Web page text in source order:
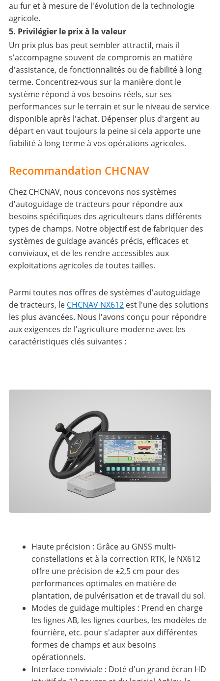
au fur et à mesure de l'évolution de la technologie
agricole.
5. Privilégier le prix à la valeur
Un prix plus bas peut sembler attractif, mais il
s'accompagne souvent de compromis en matière
d'assistance, de fonctionnalités ou de fiabilité à long
terme. Concentrez-vous sur la manière dont le
système répond à vos besoins réels, sur ses
performances sur le terrain et sur le niveau de service
disponible après l'achat. Dépenser plus d'argent au
départ en vaut toujours la peine si cela apporte une
fiabilité à long terme à vos opérations agricoles.
Recommandation CHCNAV
Chez CHCNAV, nous concevons nos systèmes
d'autoguidage de tracteurs pour répondre aux
besoins spécifiques des agriculteurs dans différents
types de champs. Notre objectif est de fabriquer des
systèmes de guidage avancés précis, efficaces et
conviviaux, et de les rendre accessibles aux
exploitations agricoles de toutes tailles.
Parmi toutes nos offres de systèmes d'autoguidage
de tracteurs, le CHCNAV NX612 est l'une des solutions
les plus avancées. Nous l'avons conçu pour répondre
aux exigences de l'agriculture moderne avec les
caractéristiques clés suivantes :
Haute précision : Grâce au GNSS multi-
constellations et à la correction RTK, le NX612
offre une précision de ±2,5 cm pour des
performances optimales en matière de
plantation, de pulvérisation et de travail du sol.
Modes de guidage multiples : Prend en charge
les lignes AB, les lignes courbes, les modèles de
fourrière, etc. pour s'adapter aux différentes
formes de champs et aux besoins
opérationnels.
Interface conviviale : Doté d'un grand écran HD